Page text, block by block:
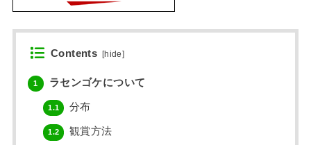
Contents [hide]
1 ラセンゴケについて
1.1 分布
1.2 観賞方法